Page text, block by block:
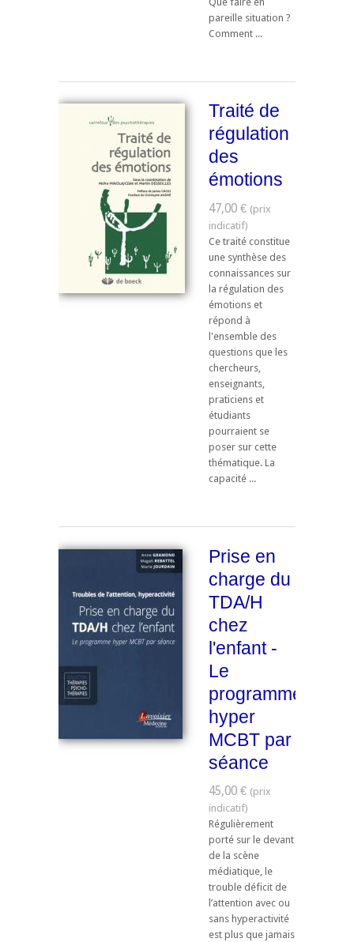
pareille situation ?
Comment ...
Traité de
régulation
des
émotions
47,00 €
Ce traité constitue
une synthèse des
connaissances sur
la régulation des
émotions et
répond à
l'ensemble des
questions que les
chercheurs,
enseignants,
praticiens et
étudiants
pourraient se
poser sur cette
thématique. La
capacité ...
Prise en
charge du
TDA/H
chez
l'enfant -
Le
programme
hyper
MCBT par
séance
45,00 €
Régulièrement
porté sur le devant
de la scène
médiatique, le
trouble déficit de
l’attention avec ou
sans hyperactivité
est plus que jamais